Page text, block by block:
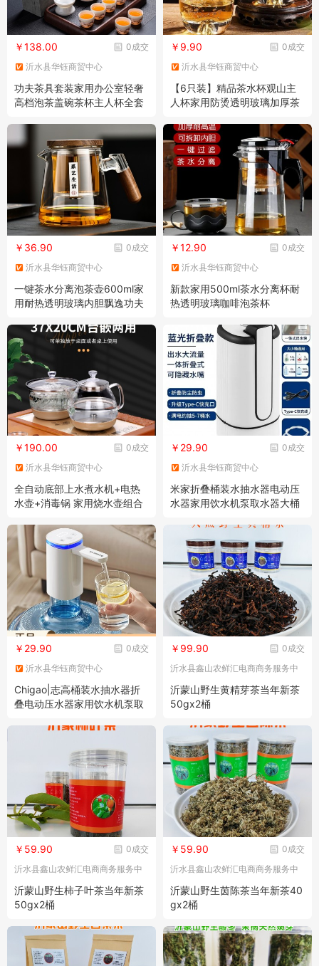
0成交
￥138.00
沂水县华钰商贸中心
功夫茶具套装家用办公室轻奢
高档泡茶盖碗茶杯主人杯全套
0成交
￥9.90
沂水县华钰商贸中心
【6只装】精品茶水杯观山主
人杯家用防烫透明玻璃加厚茶
0成交
￥36.90
沂水县华钰商贸中心
一键茶水分离泡茶壶600ml家
用耐热透明玻璃内胆飘逸功夫
0成交
￥12.90
沂水县华钰商贸中心
新款家用500ml茶水分离杯耐
热透明玻璃咖啡泡茶杯
0成交
￥190.00
沂水县华钰商贸中心
全自动底部上水煮水机+电热
水壶+消毒锅 家用烧水壶组合
0成交
￥29.90
沂水县华钰商贸中心
米家折叠桶装水抽水器电动压
水器家用饮水机泵取水器大桶
0成交
￥29.90
沂水县华钰商贸中心
Chigao|志高桶装水抽水器折
叠电动压水器家用饮水机泵取
0成交
￥99.90
沂水县鑫山农鲜汇电商商务服务中
心
沂蒙山野生黄精芽茶当年新茶
50gx2桶
0成交
￥59.90
沂水县鑫山农鲜汇电商商务服务中
沂蒙山野生柿子叶茶当年新茶
50gx2桶
0成交
￥59.90
沂水县鑫山农鲜汇电商商务服务中
沂蒙山野生茵陈茶当年新茶40
gx2桶